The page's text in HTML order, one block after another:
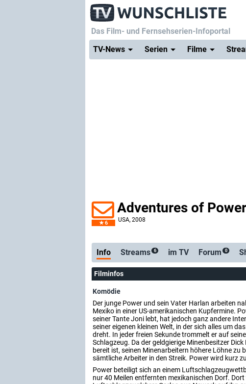
Das Film- und Fernsehserien-Infoportal
TV-News
Serien Filme
6
Adventures of Power
USA, 2008
Info Streams 6 im TV Forum 0
Filminfos
Komödie
Der junge Power und sein Vater Harlan arbeiten
Mexiko in einer US-amerikanischen Kupfermine.
seiner Tante Joni lebt, hat jedoch ganz andere
seiner eigenen kleinen Welt, in der sich alles um
dreht. In jeder freien Sekunde trommelt er auf
Schlagzeug. Da der geldgierige Minenbesitzer
bereit ist, seinen Minenarbeitern höhere Löhne zu
sämtliche Arbeiter in den Streik. Power wird kurz
Power beteiligt sich an einem
nur 40 Meilen entfernten mexikanischen Dorf.